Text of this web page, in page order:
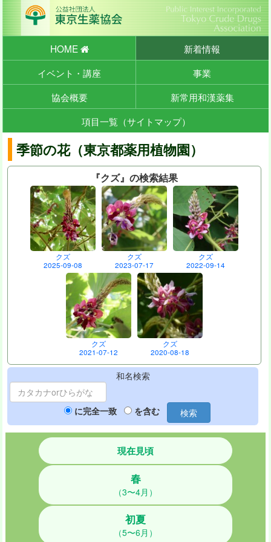
HOME
新着情報
イベント・講座
事業
協会概要
新常用和漢薬集
項目一覧（サイトマップ）
季節の花（東京都薬用植物園）
『クズ』の検索結果
クズ
2025-09-08
クズ
2023-07-17
クズ
2022-09-14
クズ
2021-07-12
クズ
2020-08-18
和名検索
に完全一致 を含む 検索
現在見頃
春
（3〜4月）
初夏
（5〜6月）